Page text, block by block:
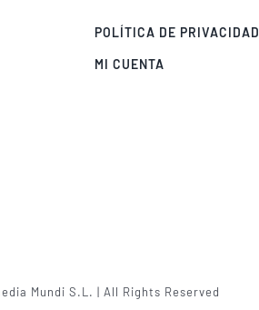
POLÍTICA DE PRIVACIDAD
MI CUENTA
Mundi S.L. | All Rights Reserved